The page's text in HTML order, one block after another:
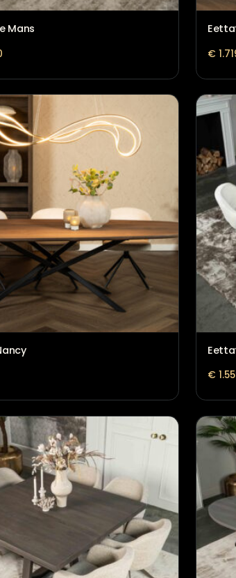
Eettafel Le Mans
€1.823,00
Eettafel Nancy
1.718,00